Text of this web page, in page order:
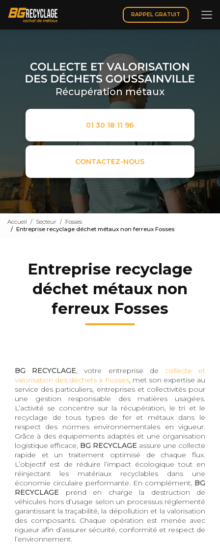
contenu
principal
RAPPEL GRATUIT
Récupération métaux
01 30 18 11 96
CONTACTEZ-NOUS
Accueil Secteur
Fosses
Entreprise recyclage déchet métaux non ferreux Fosses
Entreprise recyclage
déchet métaux non
ferreux Fosses
BG RECYCLAGE, votre entreprise de collecte et
valorisation des déchets à Fosses, met son expertise au
service des particuliers, entreprises et collectivités pour
une gestion responsable des matières usagées.
L’activité se concentre sur la récupération, le tri et le
recyclage de tous types de fer et métaux dans le
respect des normes environnementales en vigueur.
Grâce à des équipements adaptés et une organisation
logistique efficace, BG RECYCLAGE assure une collecte
rapide et un traitement optimisé de chaque flux.
L’objectif est de réduire l’impact écologique tout en
réinjectant les matériaux recyclables dans une
économie circulaire performante. En complément, BG
RECYCLAGE prend en charge la destruction de
véhicules hors d’usage selon un processus réglementé
garantissant la traçabilité, la dépollution et la valorisation
des composants. Chaque opération est menée avec
rigueur afin d’assurer sécurité, conformité et respect de
l’environnement.